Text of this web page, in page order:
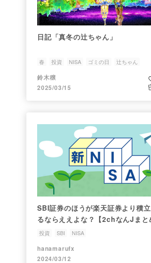
日記「真冬の辻ちゃん」
春 投資 NISA ゴミの日 辻ちゃん
鈴木穣
2025/03/15
SBI証券のほうが楽天証券より積
るならええよな？【2chなんJまと
投資 SBI NISA
hanamarufx
2024/03/12